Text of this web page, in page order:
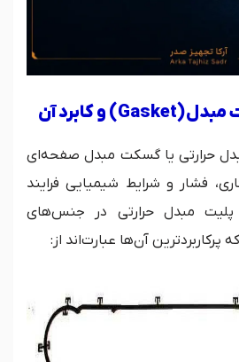
مبدل(Gasket)و کابرد آن
حرارتی یا گسکت مبدل صفحه‌ای
فشار و شرایط شیمیایی فرایند
مبدل حرارتی در جنس‌های
آن‌ها عبارت‌اند از: